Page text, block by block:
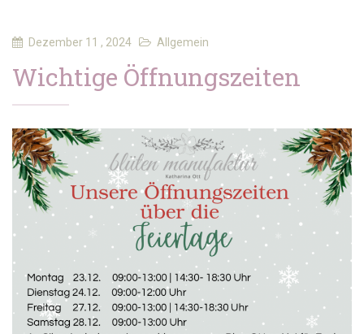
Dezember 11 , 2024 Allgemein
Wichtige Öffnungszeiten